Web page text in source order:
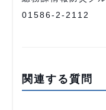
01586-2-2112
関連する質問